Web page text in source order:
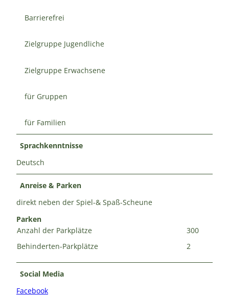
Barrierefrei
Zielgruppe Jugendliche
Zielgruppe Erwachsene
für Gruppen
für Familien
Sprachkenntnisse
Deutsch
Anreise & Parken
direkt neben der Spiel-& Spaß-Scheune
Parken
Anzahl der Parkplätze
300
Behinderten-Parkplätze
2
Social Media
Facebook